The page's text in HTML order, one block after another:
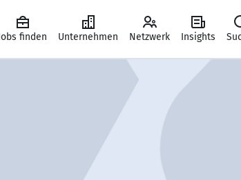
finden Unternehmen Netzwerk Insights